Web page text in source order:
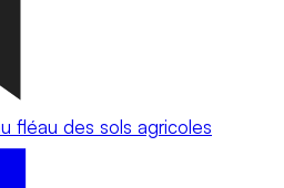
fléau des sols agricoles